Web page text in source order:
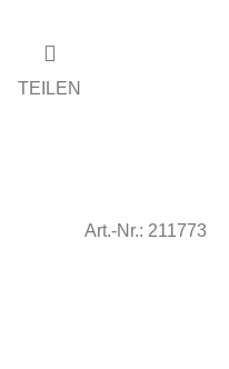
TEILEN
Art.-Nr.: 211773